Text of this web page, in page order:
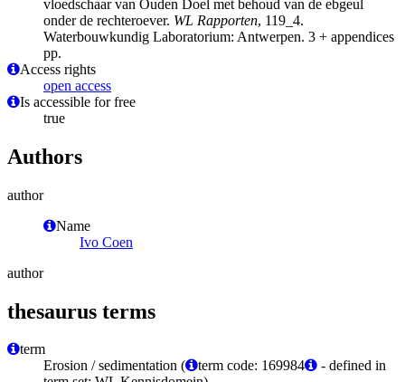
vloedschaar van Ouden Doel met behoud van de ebgeul
onder de rechteroever. WL Rapporten, 119_4.
Waterbouwkundig Laboratorium: Antwerpen. 3 + appendices
pp.
Access rights
open access
Is accessible for free
true
Authors
author
Name
Ivo Coen
author
thesaurus terms
term
Erosion / sedimentation (
term code: 169984
- defined in